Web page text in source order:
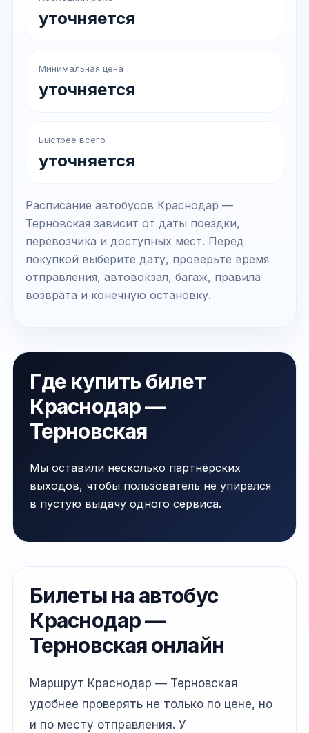
уточняется
Минимальная цена
уточняется
Быстрее всего
уточняется
Расписание автобусов Краснодар —
Терновская зависит от даты поездки,
перевозчика и доступных мест. Перед
покупкой выберите дату, проверьте время
отправления, автовокзал, багаж, правила
возврата и конечную остановку.
Где купить билет
Краснодар —
Терновская
Мы оставили несколько партнёрских
выходов, чтобы пользователь не упирался
в пустую выдачу одного сервиса.
Билеты на автобус
Краснодар —
Терновская онлайн
Маршрут Краснодар — Терновская
удобнее проверять не только по цене, но
и по месту отправления. У